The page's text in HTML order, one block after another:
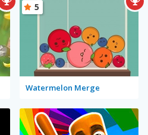
Watermelon Merge
5